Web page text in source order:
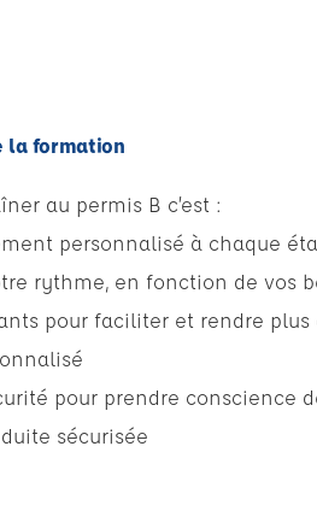
la formation
au permis B c’est :
personnalisé à chaque
rythme, en fonction de vos
pour faciliter et rendre
pour prendre conscience
sécurisée